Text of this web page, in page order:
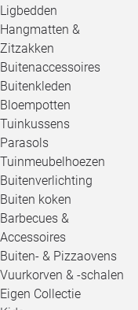
Ligbedden
Hangmatten &
Zitzakken
Buitenaccessoires
Buitenkleden
Bloempotten
Tuinkussens
Parasols
Tuinmeubelhoezen
Buitenverlichting
Buiten koken
Barbecues &
Accessoires
Buiten- & Pizzaovens
Vuurkorven & -schalen
Eigen Collectie